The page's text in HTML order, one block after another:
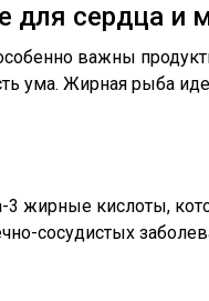
для сердца и
важны
ума. Жирная рыба
3 жирные кислоты,
сосудистых